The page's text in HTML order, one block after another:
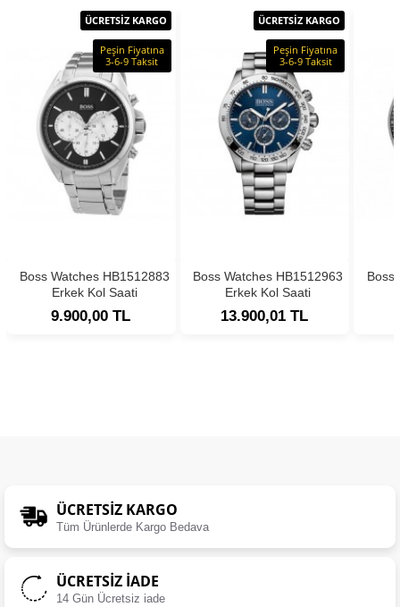
ÜCRETSİZ KARGO
Peşin Fiyatına
3-6-9 Taksit
Boss Watches HB1512883
Erkek Kol Saati
9.900,00 TL
ÜCRETSİZ KARGO
Peşin Fiyatına
3-6-9 Taksit
Boss Watches HB1512963
Erkek Kol Saati
13.900,01 TL
Boss
ÜCRETSIZ KARGO
Tüm Ürünlerde Kargo Bedava
ÜCRETSIZ İADE
14 Gün Ücretsiz iade